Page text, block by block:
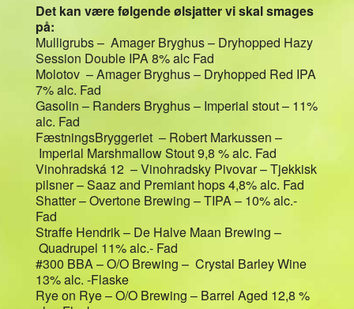
Det kan være følgende ølsjatter vi skal smages
på:
Mulligrubs – Amager Bryghus – Dryhopped Hazy
Session Double IPA 8% alc Fad
Molotov – Amager Bryghus – Dryhopped Red IPA
7% alc. Fad
Gasolin – Randers Bryghus – Imperial stout – 11%
alc. Fad
FæstningsBryggeriet – Robert Markussen –
Imperial Marshmallow Stout 9,8 % alc. Fad
Vinohradská 12 – Vinohradsky Pivovar – Tjekkisk
pilsner – Saaz and Premiant hops 4,8% alc. Fad
Shatter – Overtone Brewing – TIPA – 10% alc.-
Fad
Straffe Hendrik – De Halve Maan Brewing –
Quadrupel 11% alc.- Fad
#300 BBA – O/O Brewing – Crystal Barley Wine
13% alc. -Flaske
Rye on Rye – O/O Brewing – Barrel Aged 12,8 %